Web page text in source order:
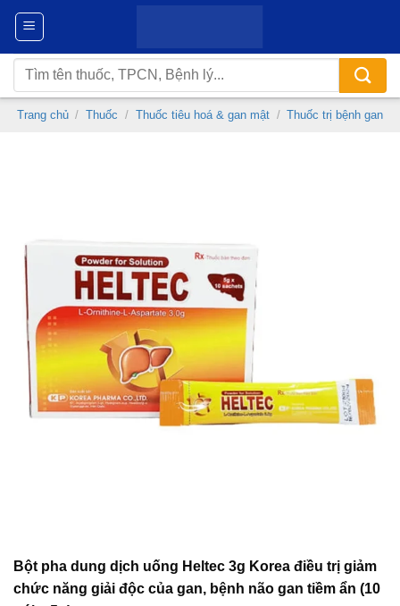
Chuyển
nội
dung
Tìm
kiếm:
Trang chủ / Thuốc / Thuốc tiêu hoá & gan mật / Thuốc trị bệnh gan
Bột pha dung dịch uống Heltec 3g Korea điều trị giảm
chức năng giải độc của gan, bệnh não gan tiềm ẩn (10